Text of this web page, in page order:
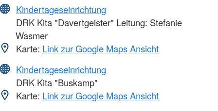
Kindertageseinrichtung
DRK Kita "Davertgeister" Leitung: Stefanie
Wasmer
Karte: Link zur Google Maps Ansicht
Kindertageseinrichtung
DRK Kita "Buskamp"
Karte: Link zur Google Maps Ansicht